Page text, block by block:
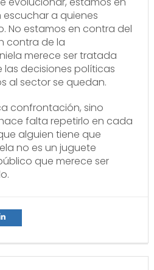
a quienes
No estamos en contra del
contra de la
merece ser tratada
decisiones políticas
al sector se quedan.
confrontación, sino
falta repetirlo en cada
alguien tiene que
no es un juguete
que merece ser